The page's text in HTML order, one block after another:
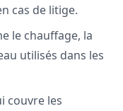
cas de litige.
le chauffage, la
utilisés dans les
couvre les